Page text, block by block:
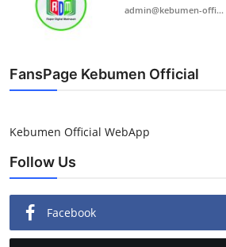
admin@kebumen-offi...
FansPage Kebumen Official
Kebumen Official WebApp
Follow Us
Facebook